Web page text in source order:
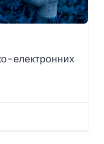
електронних